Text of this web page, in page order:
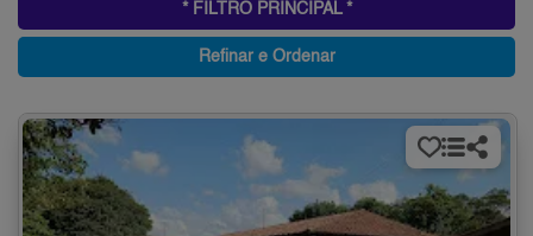
* FILTRO PRINCIPAL *
Refinar e Ordenar